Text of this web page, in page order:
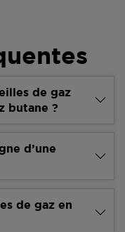
de gaz
butane ?
d’une
de gaz en